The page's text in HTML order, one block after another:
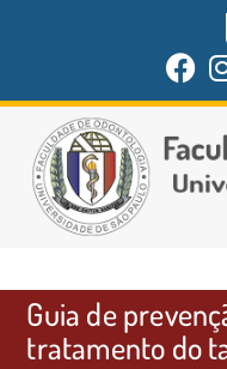
Guia de
tratamento do